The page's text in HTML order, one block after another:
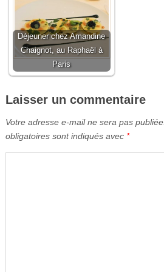
Déjeuner chez Amandine
Chaignot, au Raphaël à
Paris
Laisser un commentaire
Votre adresse e-mail ne sera pas publiée.
obligatoires sont indiqués avec *